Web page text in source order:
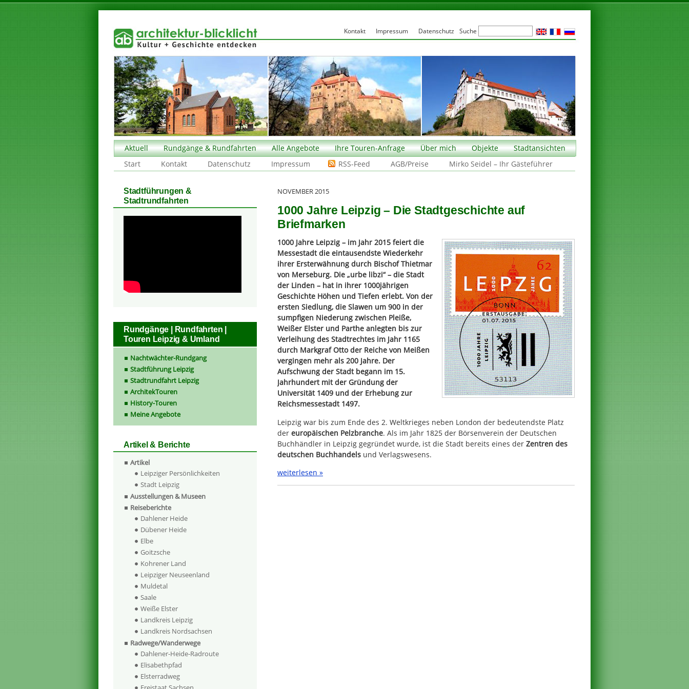
Aktuell Rundgänge & Rundfahrten Alle Angebote Ihre Touren-Anfrage Über mich Objekte
Stadtansichten
Start
Kontakt Datenschutz Impressum RSS-Feed AGB/Preise Mirko Seidel – Ihr Gästeführer
NOVEMBER 2015
1000 Jahre Leipzig – Die Stadtgeschichte auf
Briefmarken
1000 Jahre Leipzig – im Jahr 2015 feiert die
Messestadt die eintausendste Wiederkehr
ihrer Ersterwähnung durch Bischof Thietmar
von Merseburg. Die „urbe libzi“ – die Stadt
der Linden – hat in ihrer 1000jährigen
Geschichte Höhen und Tiefen erlebt. Von der
ersten Siedlung, die Slawen um 900 in der
sumpfigen Niederung zwischen Pleiße,
Weißer Elster und Parthe anlegten bis zur
Verleihung des Stadtrechtes im Jahr 1165
durch Markgraf Otto der Reiche von Meißen
vergingen mehr als 200 Jahre. Der
Aufschwung der Stadt begann im 15.
Jahrhundert mit der Gründung der
Universität 1409 und der Erhebung zur
Reichsmessestadt 1497.
Leipzig war bis zum Ende des 2. Weltkrieges neben London der bedeutendste Platz
der europäischen Pelzbranche. Als im Jahr 1825 der Börsenverein der Deutschen
Buchhändler in Leipzig gegründet wurde, ist die Stadt bereits eines der Zentren des
deutschen Buchhandels und Verlagswesens.
weiterlesen »
Stadtführungen &
Stadtrundfahrten
Rundgänge | Rundfahrten |
Touren Leipzig & Umland
Nachtwächter-Rundgang
Stadtführung Leipzig
Stadtrundfahrt Leipzig
ArchitekTouren
History-Touren
Meine Angebote
Artikel & Berichte
Artikel
Leipziger Persönlichkeiten
Stadt Leipzig
Ausstellungen & Museen
Reiseberichte
Dahlener Heide
Dübener Heide
Elbe
Goitzsche
Kohrener Land
Leipziger Neuseenland
Muldetal
Saale
Weiße Elster
Landkreis Leipzig
Landkreis Nordsachsen
Radwege/Wanderwege
Dahlener-Heide-Radroute
Elisabethpfad
Elsterradweg
Kontakt Impressum Datenschutz Suche